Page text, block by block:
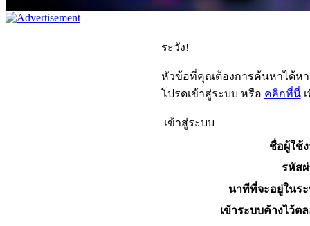
ระวัง!
หัวข้อที่คุณต้องการค้นหาได้ห
โปรดเข้าสู่ระบบ หรือ คลิกที่นี่เ
เข้าสู่ระบบ
ชื่อผู้ใช้
รหัส
นาทีที่จะอยู่ในร
เข้าระบบค้างไว้ต